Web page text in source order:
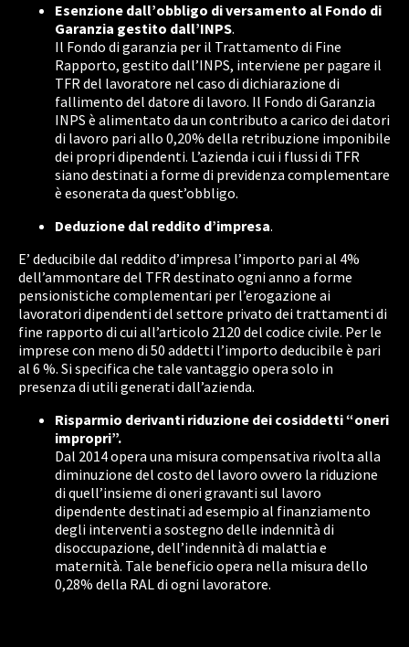
Esenzione dall’obbligo di versamento al Fondo di
Garanzia gestito dall’INPS.
Il Fondo di garanzia per il Trattamento di Fine
Rapporto, gestito dall’INPS, interviene per pagare il
TFR del lavoratore nel caso di dichiarazione di
fallimento del datore di lavoro. Il Fondo di Garanzia
INPS è alimentato da un contributo a carico dei datori
di lavoro pari allo 0,20% della retribuzione imponibile
dei propri dipendenti. L’azienda i cui i flussi di TFR
siano destinati a forme di previdenza complementare
è esonerata da quest’obbligo.
Deduzione dal reddito d’impresa.
E’ deducibile dal reddito d’impresa l’importo pari al 4%
dell’ammontare del TFR destinato ogni anno a forme
pensionistiche complementari per l’erogazione ai
lavoratori dipendenti del settore privato dei trattamenti di
fine rapporto di cui all’articolo 2120 del codice civile. Per le
imprese con meno di 50 addetti l’importo deducibile è pari
al 6 %. Si specifica che tale vantaggio opera solo in
presenza di utili generati dall’azienda.
Risparmio derivanti riduzione dei cosiddetti “oneri
impropri”.
Dal 2014 opera una misura compensativa rivolta alla
diminuzione del costo del lavoro ovvero la riduzione
di quell’insieme di oneri gravanti sul lavoro
dipendente destinati ad esempio al finanziamento
degli interventi a sostegno delle indennità di
disoccupazione, dell’indennità di malattia e
maternità. Tale beneficio opera nella misura dello
0,28% della RAL di ogni lavoratore.